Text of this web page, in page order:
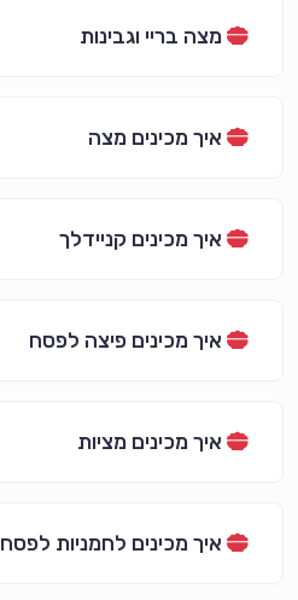
מצה בריי וגבינות
איך מכינים מצה
איך מכינים קניידלך
איך מכינים פיצה לפסח
איך מכינים מציות
איך מכינים לחמניות לפסח